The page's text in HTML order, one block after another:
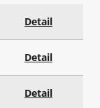
Detail
Detail
Detail